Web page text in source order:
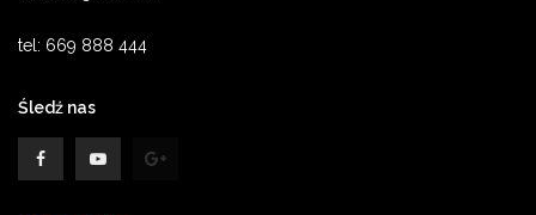
tel: 669 888 444
Śledź nas